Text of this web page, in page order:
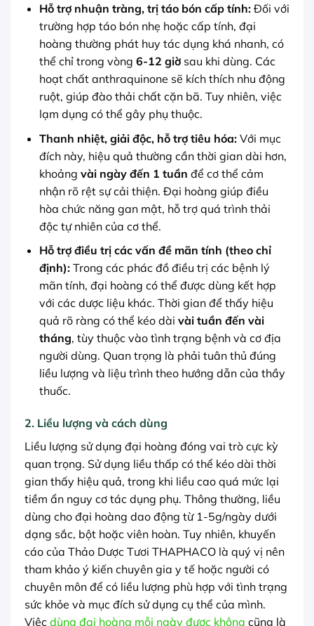
Hỗ trợ nhuận tràng, trị táo bón cấp tính:Đối với
trường hợp táo bón nhẹ hoặc cấp tính, đại
hoàng thường phát huy tác dụng khá nhanh, có
thể chỉ trong vòng 6-12 giờsau khi dùng. Các
hoạt chất anthraquinone sẽ kích thích nhu động
ruột, giúp đào thải chất cặn bã. Tuy nhiên, việc
lạm dụng có thể gây phụ thuộc.
Thanh nhiệt, giải độc, hỗ trợ tiêu hóa:Với mục
đích này, hiệu quả thường cần thời gian dài hơn,
khoảng vài ngày đến 1 tuần để cơ thể cảm
nhận rõ rệt sự cải thiện. Đại hoàng giúp điều
hòa chức năng gan mật, hỗ trợ quá trình thải
độc tự nhiên của cơ thể.
Hỗ trợ điều trị các vấn đề mãn tính (theo chỉ
định):Trong các phác đồ điều trị các bệnh lý
mãn tính, đại hoàng có thể được dùng kết hợp
với các dược liệu khác. Thời gian để thấy hiệu
quả rõ ràng có thể kéo dài vài tuần đến vài
tháng, tùy thuộc vào tình trạng bệnh và cơ địa
người dùng. Quan trọng là phải tuân thủ đúng
liều lượng và liệu trình theo hướng dẫn của thầy
thuốc.
2. Liều lượng và cách dùng
Liều lượng sử dụng đại hoàng đóng vai trò cực kỳ
quan trọng. Sử dụng liều thấp có thể kéo dài thời
gian thấy hiệu quả, trong khi liều cao quá mức lại
tiềm ẩn nguy cơ tác dụng phụ. Thông thường, liều
dùng cho đại hoàng dao động từ 1-5g/ngày dưới
dạng sắc, bột hoặc viên hoàn. Tuy nhiên, khuyến
cáo của Thảo Dược Tươi THAPHACO là quý vị nên
tham khảo ý kiến chuyên gia y tế hoặc người có
chuyên môn để có liều lượng phù hợp với tình trạng
sức khỏe và mục đích sử dụng cụ thể của mình.
Việc dùng đại hoàng mỗi ngày được không cũng là